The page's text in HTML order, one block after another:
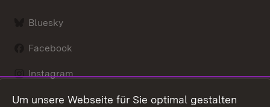
Bluesky
Facebook
Instagram
LinkedIn
Um unsere Webseite für Sie optimal gestalten